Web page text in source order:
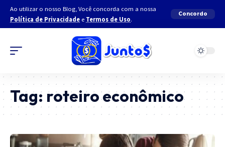
Ao utilizar o nosso Blog, Você concorda com a nossa
Política de Privacidade e Termos de Uso.
Concordo
Tag: roteiro econômico